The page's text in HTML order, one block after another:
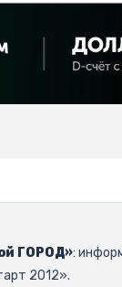
ГОРОД»:
2012».